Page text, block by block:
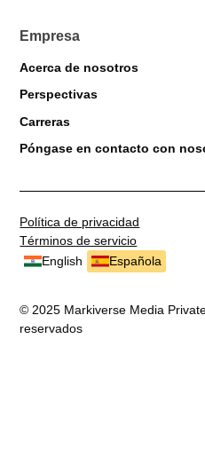
Empresa
Acerca de nosotros
Perspectivas
Carreras
Póngase en contacto con
© 2025 Markiverse Media
reservados
Política de privacidad
Términos de servicio
English
Española